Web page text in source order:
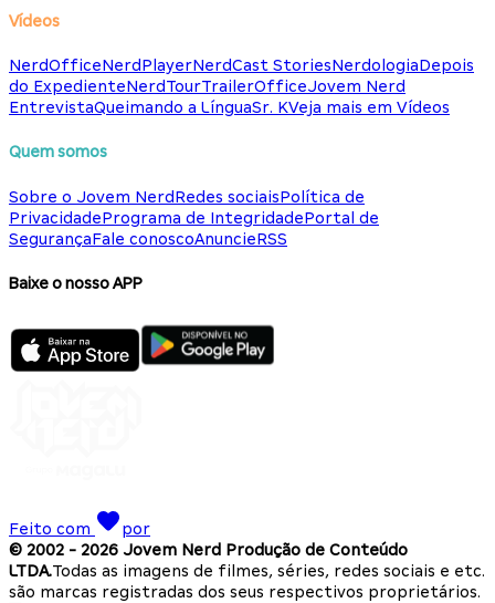
Vídeos
NerdOfficeNerdPlayerNerdCast StoriesNerdologiaDepois
do ExpedienteNerdTourTrailerOfficeJovem Nerd
EntrevistaQueimando a LínguaSr. KVeja mais em Vídeos
Quem somos
Sobre o Jovem NerdRedes sociaisPolítica de
PrivacidadePrograma de IntegridadePortal de
SegurançaFale conoscoAnuncieRSS
Baixe o nosso APP
Feito com
por
© 2002 - 2026 Jovem Nerd Produção de Conteúdo
LTDA.Todas as imagens de filmes, séries, redes sociais e etc.
são marcas registradas dos seus respectivos proprietários.